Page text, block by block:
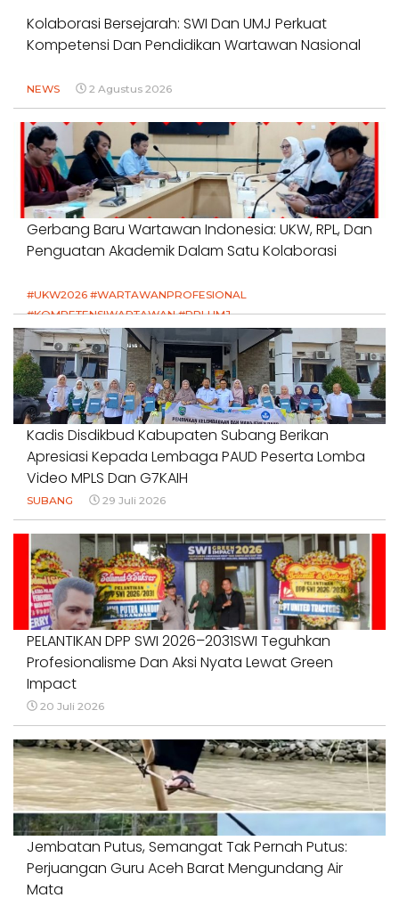
Kolaborasi Bersejarah: SWI Dan UMJ Perkuat
Kompetensi Dan Pendidikan Wartawan Nasional
NEWS 2 Agustus 2026
Gerbang Baru Wartawan Indonesia: UKW, RPL, Dan
Penguatan Akademik Dalam Satu Kolaborasi
#UKW2026 #WARTAWANPROFESIONAL
#KOMPETENSIWARTAWAN #RPLUMJ
#PENDIDIKANWARTAWAN #SWINASIONAL #SWIJABAR
1 Agustus 2026
Kadis Disdikbud Kabupaten Subang Berikan
Apresiasi Kepada Lembaga PAUD Peserta Lomba
Video MPLS Dan G7KAIH
SUBANG 29 Juli 2026
PELANTIKAN DPP SWI 2026–2031SWI Teguhkan
Profesionalisme Dan Aksi Nyata Lewat Green
Impact
20 Juli 2026
Jembatan Putus, Semangat Tak Pernah Putus:
Perjuangan Guru Aceh Barat Mengundang Air
Mata